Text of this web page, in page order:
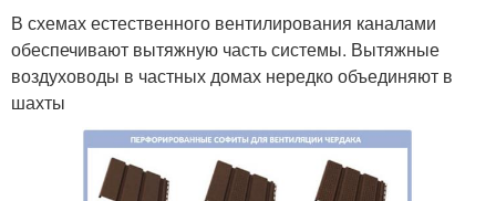
В схемах естественного вентилирования каналами
обеспечивают вытяжную часть системы. Вытяжные
воздуховоды в частных домах нередко объединяют в
шахты